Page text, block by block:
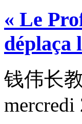
« Le
déplaça
钱伟长
mercredi